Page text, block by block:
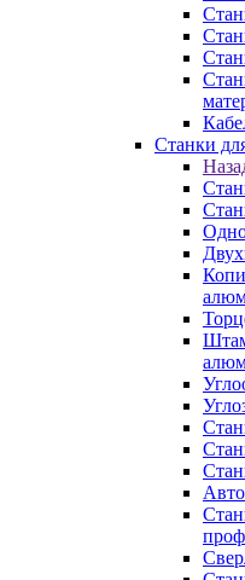
Станки